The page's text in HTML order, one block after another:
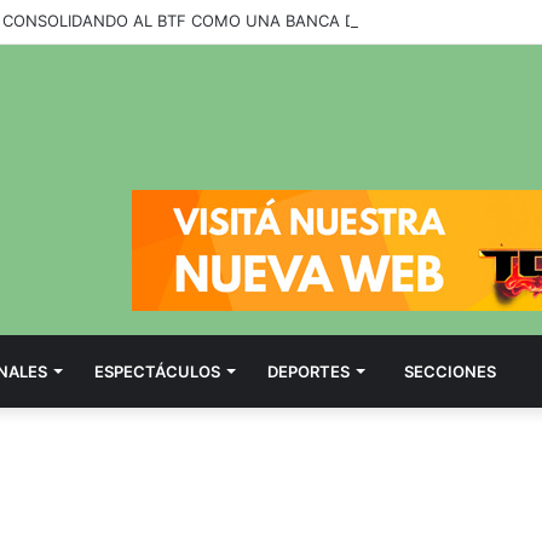
ESPECTÁCULOS DEPORTES SECCIONES